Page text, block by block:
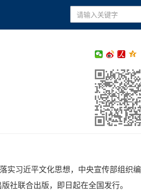
习近平文化思想，中央宣传部组织编
社联合出版，即日起在全国发行。